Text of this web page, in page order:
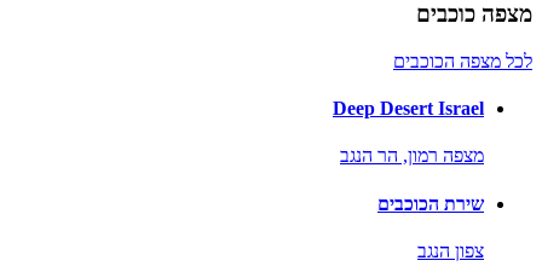
מצפה כוכבים
לכל מצפה הכוכבים
Deep Desert Israel
מצפה רמון, הר הנגב
שירת הכוכבים
צפון הנגב